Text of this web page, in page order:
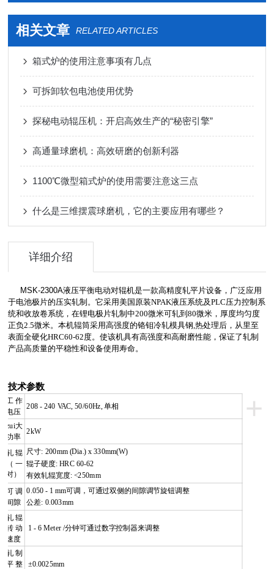
相关文章 RELATED ARTICLES
箱式炉的使用注意事项有几点
可拆卸软包电池使用优势
探秘电动辊压机：开启高效生产的“秘密引擎”
高通量球磨机：高效研磨的创新利器
1100℃微型箱式炉的使用需要注意这三点
什么是三维摆震球磨机，它的主要应用有哪些？
详细介绍
MSK-2300A液压平衡电动对辊机是一款高精度轧平片设备，广泛应用
于电池极片的压实轧制。它采用美国原装NPAK液压系统及PLC压力控制系
统和收放卷系统，在锂电极片轧制中200微米可轧到80微米，厚度均匀度
正负2.5微米。本机辊筒采用高强度的铬钼冷轧模具钢,热处理后，从里至
表面全硬化HRC60-62度。使该机具有高强度和高耐磨性能，保证了轧制
产品高质量的平稳性和设备使用寿命。
技术参数
+
工作
电压
208 - 240 VAC, 50/60Hz, 单相
zui大
功率
2kW
轧辊
（一
对）
尺寸: 200mm (Dia.) x 330mm(W)
辊子硬度: HRC 60-62
有效轧辊宽度: <250mm
可调
间隙
0.050 - 1 mm可调，可通过双侧的间隙调节旋钮调整
公差: 0.003mm
轧辊
转动
速度
1 - 6 Meter /分钟可通过数字控制器来调整
轧制
平整
±0.0025mm